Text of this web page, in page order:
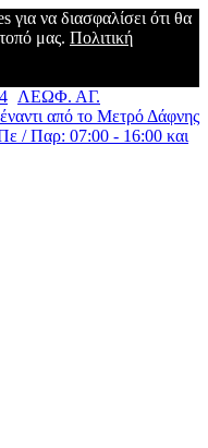
για να διασφαλίσει ότι θα
μας. Πολιτική
ΛΕΩΦ. ΑΓ.
από το Μετρό Δάφνης
/ Παρ: 07:00 - 16:00 και